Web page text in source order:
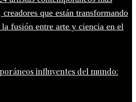
influyentes del mundo: